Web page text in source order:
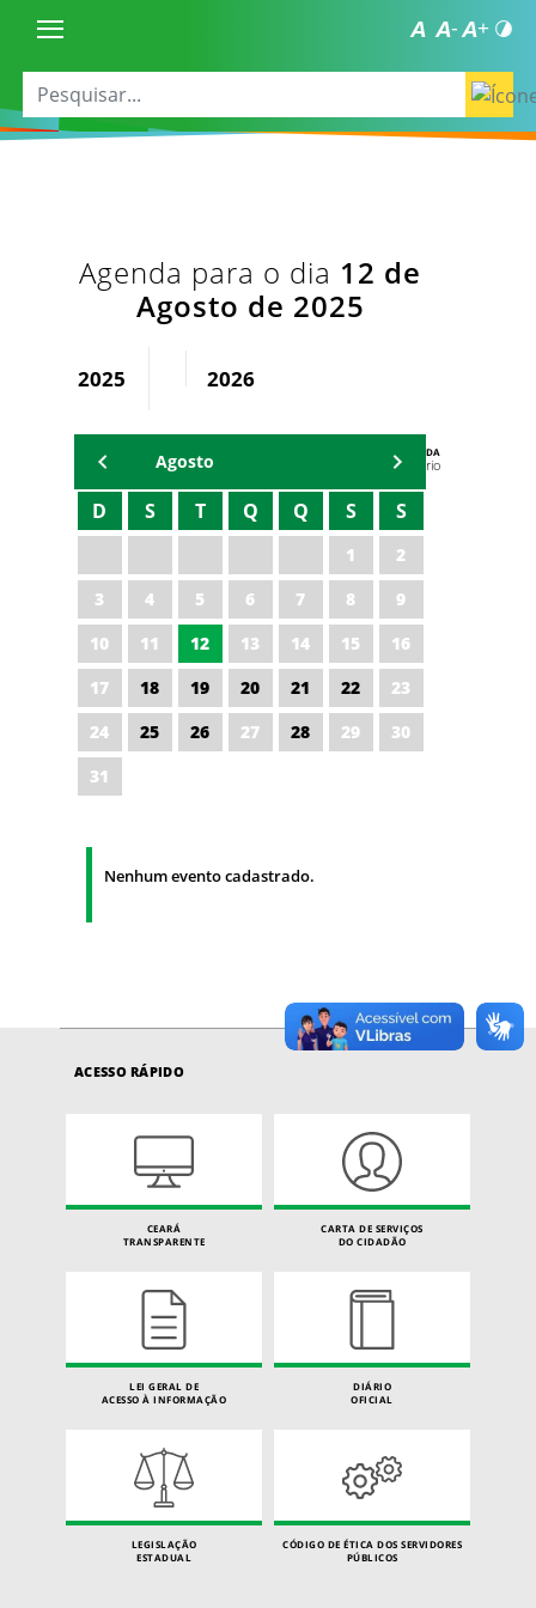
Agenda para o dia 12 de
Agosto de 2025
2025 2026
AGENDA
Secretário
Agosto
D S T Q Q S S
1
2
3
4 5 6 7 8
9
10
11 12 13 14 15
16
17
18 19 20 21 22
23
24
25 26 27 28 29
30
31
Nenhum evento cadastrado.
ACESSO RÁPIDO
CEARÁ
TRANSPARENTE
CARTA DE SERVIÇOS
DO CIDADÃO
LEI GERAL DE
ACESSO À INFORMAÇÃO
DIÁRIO
OFICIAL
LEGISLAÇÃO
ESTADUAL
CÓDIGO DE ÉTICA DOS SERVIDORES
PÚBLICOS